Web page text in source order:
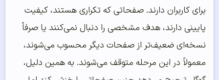
برای کاربران دارند. صفحاتی که تکراری هستند، کیفیت
پایینی دارند، هدف مشخصی را دنبال نمی‌کنند یا صرفاً
نسخه‌ای ضعیف‌تر از صفحات دیگر محسوب می‌شوند،
معمولاً در این مرحله متوقف می‌شوند. به همین دلیل،